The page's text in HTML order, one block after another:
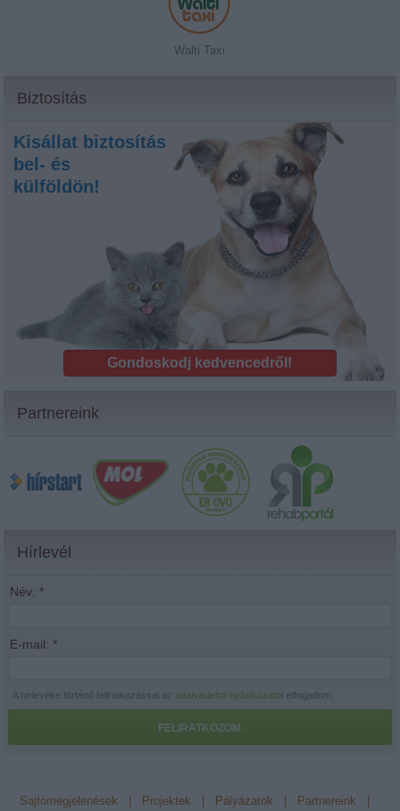
Walti Taxi
Biztosítás
Kisállat biztosítás
bel- és
külföldön!
Gondoskodj kedvencedről!
Partnereink
Hírlevél
Név: *
E-mail: *
A hírlevélre történő feliratkozással azadatvédelmi nyilatkozatot elfogadom.
FELIRATKOZOM
Sajtómegjelenések Projektek Pályázatok Partnereink